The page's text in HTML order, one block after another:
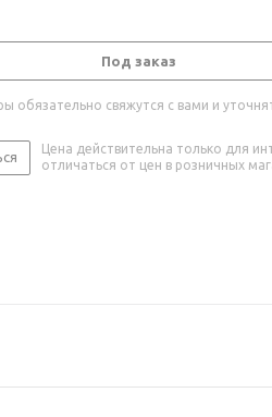
Под заказ
обязательно свяжутся с вами и
Цена действительна только для
отличаться от цен в розничных